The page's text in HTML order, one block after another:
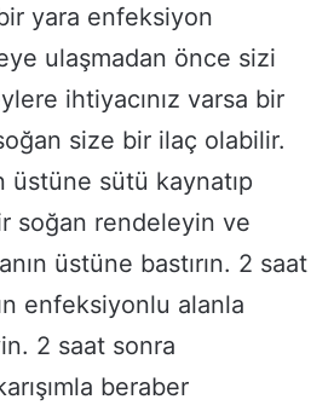
yara enfeksiyon
ulaşmadan önce sizi
ihtiyacınız varsa bir
size bir ilaç olabilir.
üstüne sütü kaynatıp
soğan rendeleyin ve
üstüne bastırın. 2 saat
enfeksiyonlu alanla
2 saat sonra
beraber